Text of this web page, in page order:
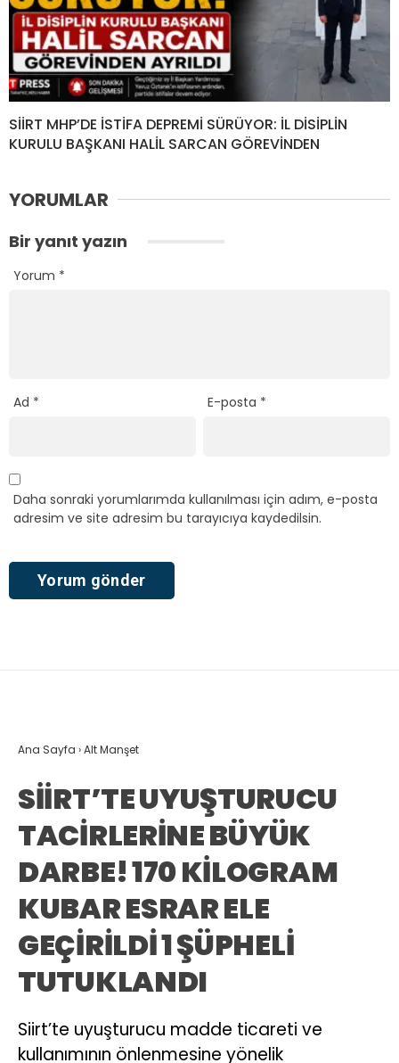
SİİRT MHP’DE İSTİFA DEPREMİ SÜRÜYOR: İL DİSİPLİN
KURULU BAŞKANI HALİL SARCAN GÖREVİNDEN
YORUMLAR
Bir yanıt yazın
Yorum *
Ad * E-posta *
Daha sonraki yorumlarımda kullanılması için adım, e-posta
adresim ve site adresim bu tarayıcıya kaydedilsin.
Ana Sayfa ›Alt Manşet
SİİRT’TE UYUŞTURUCU
TACİRLERİNE BÜYÜK
DARBE! 170 KİLOGRAM
KUBAR ESRAR ELE
GEÇİRİLDİ 1 ŞÜPHELİ
TUTUKLANDI
Siirt’te uyuşturucu madde ticareti ve
kullanımının önlenmesine yönelik